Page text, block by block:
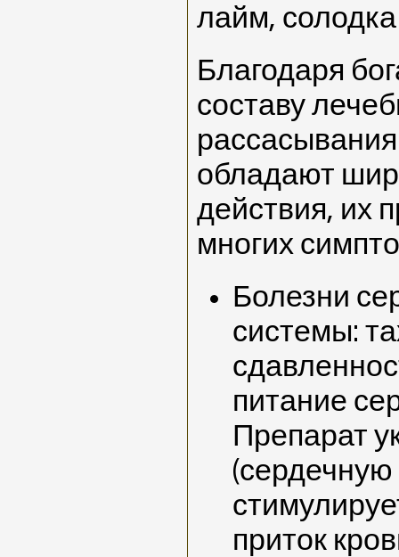
лайм,
Благодаря
составу
обладают
действия, их
многих
Болезни
системы:
питание
Препарат
приток